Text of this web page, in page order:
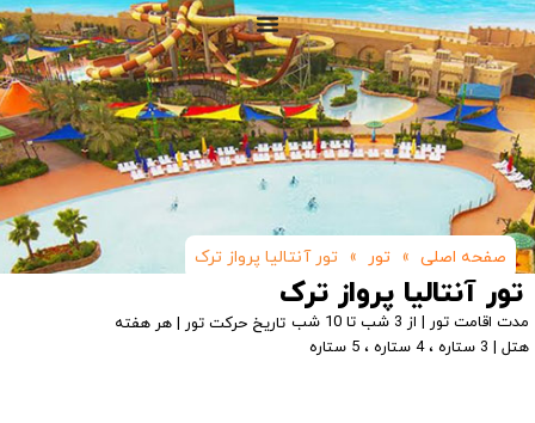
صفحه اصلی » تور » تور آنتالیا پرواز ترک
تور آنتالیا پرواز ترک
مدت اقامت تور | از 3 شب تا 10 شب
تاریخ حرکت تور | هر هفته
هتل | 3 ستاره ، 4 ستاره ، 5 ستاره